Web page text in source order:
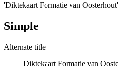
'Diktekaart Formatie van
Simple
Alternate title
Diktekaart Formatie van